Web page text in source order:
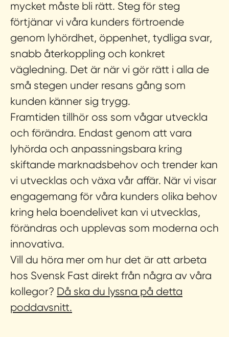
mycket måste bli rätt. Steg för steg
förtjänar vi våra kunders förtroende
genom lyhördhet, öppenhet, tydliga svar,
snabb återkoppling och konkret
vägledning. Det är när vi gör rätt i alla de
små stegen under resans gång som
kunden känner sig trygg.
Framtiden tillhör oss som vågar utveckla
och förändra. Endast genom att vara
lyhörda och anpassningsbara kring
skiftande marknadsbehov och trender kan
vi utvecklas och växa vår affär. När vi visar
engagemang för våra kunders olika behov
kring hela boendelivet kan vi utvecklas,
förändras och upplevas som moderna och
innovativa.
Vill du höra mer om hur det är att arbeta
hos Svensk Fast direkt från några av våra
kollegor? Då ska du lyssna på detta
poddavsnitt.